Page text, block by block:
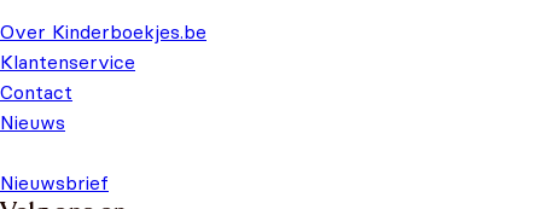
Over Kinderboekjes.be
Klantenservice
Contact
Nieuws
Nieuwsbrief